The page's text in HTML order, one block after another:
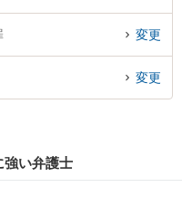
変更
変更
強い弁護士